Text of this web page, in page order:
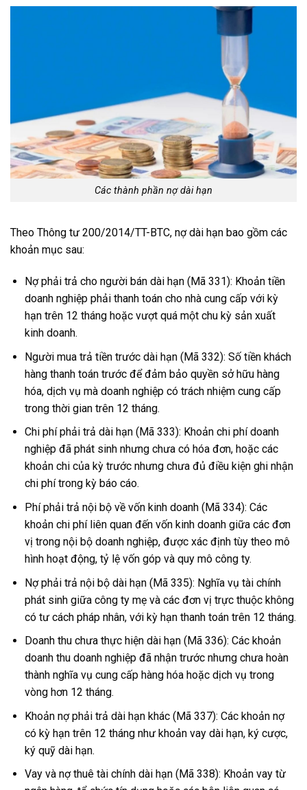
Các thành phần nợ dài hạn
Theo Thông tư 200/2014/TT-BTC, nợ dài hạn bao gồm các
khoản mục sau:
Nợ phải trả cho người bán dài hạn (Mã 331): Khoản tiền
doanh nghiệp phải thanh toán cho nhà cung cấp với kỳ
hạn trên 12 tháng hoặc vượt quá một chu kỳ sản xuất
kinh doanh.
Người mua trả tiền trước dài hạn (Mã 332): Số tiền khách
hàng thanh toán trước để đảm bảo quyền sở hữu hàng
hóa, dịch vụ mà doanh nghiệp có trách nhiệm cung cấp
trong thời gian trên 12 tháng.
Chi phí phải trả dài hạn (Mã 333): Khoản chi phí doanh
nghiệp đã phát sinh nhưng chưa có hóa đơn, hoặc các
khoản chi của kỳ trước nhưng chưa đủ điều kiện ghi nhận
chi phí trong kỳ báo cáo.
Phí phải trả nội bộ về vốn kinh doanh (Mã 334): Các
khoản chi phí liên quan đến vốn kinh doanh giữa các đơn
vị trong nội bộ doanh nghiệp, được xác định tùy theo mô
hình hoạt động, tỷ lệ vốn góp và quy mô công ty.
Nợ phải trả nội bộ dài hạn (Mã 335): Nghĩa vụ tài chính
phát sinh giữa công ty mẹ và các đơn vị trực thuộc không
có tư cách pháp nhân, với kỳ hạn thanh toán trên 12 tháng.
Doanh thu chưa thực hiện dài hạn (Mã 336): Các khoản
doanh thu doanh nghiệp đã nhận trước nhưng chưa hoàn
thành nghĩa vụ cung cấp hàng hóa hoặc dịch vụ trong
vòng hơn 12 tháng.
Khoản nợ phải trả dài hạn khác (Mã 337): Các khoản nợ
có kỳ hạn trên 12 tháng như khoản vay dài hạn, ký cược,
ký quỹ dài hạn.
Vay và nợ thuê tài chính dài hạn (Mã 338): Khoản vay từ